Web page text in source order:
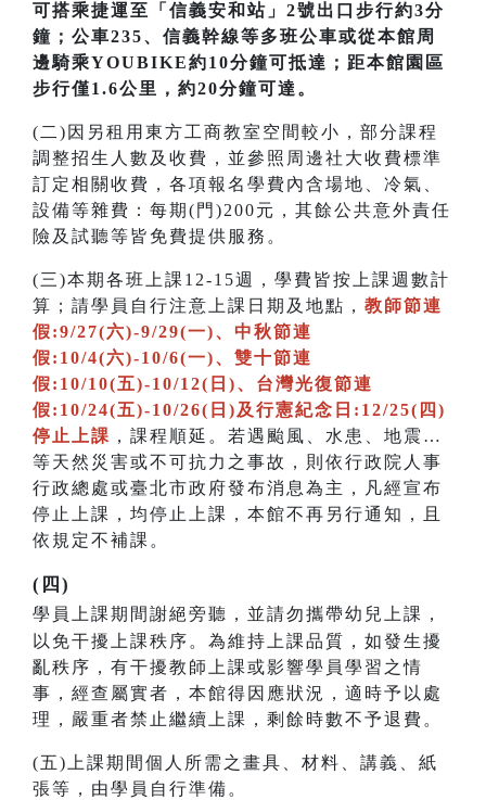
可搭乘捷運至「信義安和站」2號出口步行約3分
鐘；公車235、信義幹線等多班公車或從本館周
邊騎乘YOUBIKE約10分鐘可抵達；距本館園區
步行僅1.6公里，約20分鐘可達。
(二)因另租用東方工商教室空間較小，部分課程
調整招生人數及收費，並參照周邊社大收費標準
訂定相關收費，各項報名學費內含場地、冷氣、
設備等雜費：每期(門)200元，其餘公共意外責任
險及試聽等皆免費提供服務。
(三)本期各班上課12-15週，學費皆按上課週數計
算；請學員自行注意上課日期及地點， 教師節連
假:9/27(六)-9/29(一)、中秋節連
假:10/4(六)-10/6(一)、雙十節連
假:10/10(五)-10/12(日)、台灣光復節連
假:10/24(五)-10/26(日)及行憲紀念日:12/25(四)
停止上課 ，課程順延。若遇颱風、水患、地震…
等天然災害或不可抗力之事故，則依行政院人事
行政總處或臺北市政府發布消息為主，凡經宣布
停止上課，均停止上課，本館不再另行通知，且
依規定不補課。
(四)
學員上課期間謝絕旁聽，並請勿攜帶幼兒上課，
以免干擾上課秩序。為維持上課品質，如發生擾
亂秩序，有干擾教師上課或影響學員學習之情
事，經查屬實者，本館得因應狀況，適時予以處
理，嚴重者禁止繼續上課，剩餘時數不予退費。
(五)上課期間個人所需之畫具、材料、講義、紙
張等，由學員自行準備。